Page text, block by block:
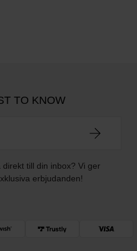
TO KNOW
till din inbox? Vi ger
erbjudanden!